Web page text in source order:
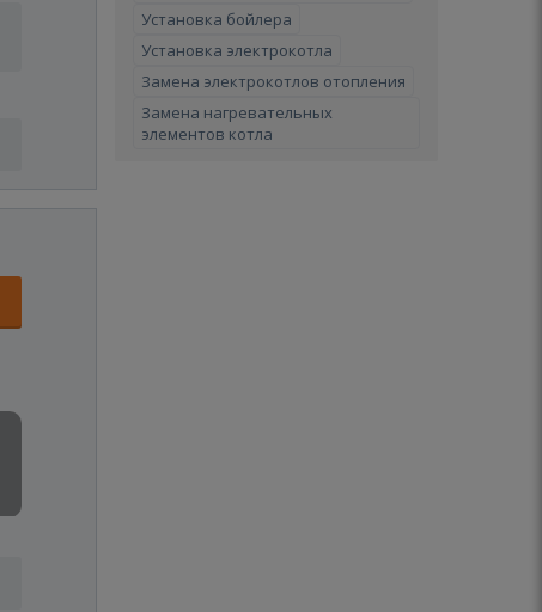
Установка бойлера
Установка электрокотла
Замена электрокотлов отопления
Замена нагревательных
элементов котла